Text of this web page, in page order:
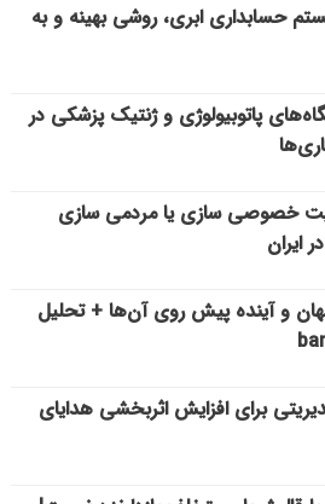
حسابداری ابری، روشی بهینه و به
پاتوبیولوژی و ژنتیک پزشکی در
خصوصی سازی یا مردمی سازی
ایران
و آینده پیش روی آن‌ها + تحلیل
برای افزایش اثربخشی هدایای